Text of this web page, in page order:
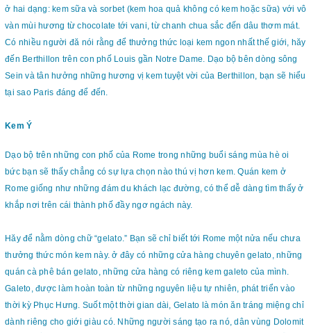
ở hai dạng: kem sữa và sorbet (kem hoa quả không có kem hoặc sữa) với vô
vàn mùi hương từ chocolate tới vani, từ chanh chua sắc đến dâu thơm mát.
Có nhiều người đă nói rằng để thưởng thức loại kem ngon nhất thế giới, hăy
đến Berthillon trên con phố Louis gần Notre Dame. Dạo bộ bên dòng sông
Sein và tân hưởng những hương vị kem tuyệt vời của Berthillon, bạn sẽ hiểu
tại sao Paris đáng để đến.
Kem Ý
Dạo bộ trên những con phố của Rome trong những buổi sáng mùa hè oi
bức bạn sẽ thấy chẳng có sự lựa chọn nào thú vị hơn kem. Quán kem ở
Rome giống như những đám du khách lạc đường, có thể dễ dàng tìm thấy ở
khắp nơi trên cái thành phố đầy ngơ ngách này.
Hăy để nằm dòng chữ “gelato.” Bạn sẽ chỉ biết tới Rome một nửa nếu chưa
thưởng thức món kem này. ở đây có những cửa hàng chuyên gelato, những
quán cà phê bán gelato, những cửa hàng có riêng kem galeto của mình.
Galeto, được làm hoàn toàn từ những nguyên liệu tự nhiên, phát triển vào
thời kỳ Phục Hưng. Suốt một thời gian dài, Gelato là món ăn tráng miệng chỉ
dành riêng cho giới giàu có. Những người sáng tạo ra nó, dân vùng Dolomit